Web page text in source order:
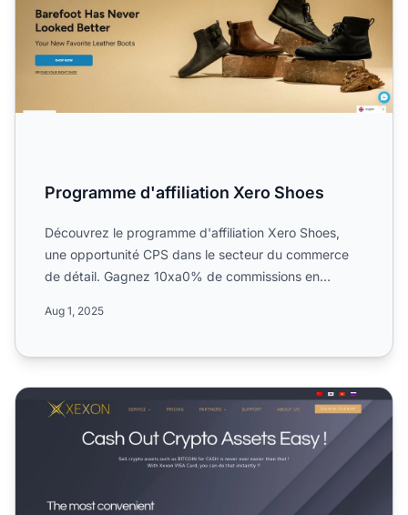
Programme d'affiliation Xero Shoes
Découvrez le programme d'affiliation Xero Shoes,
une opportunité CPS dans le secteur du commerce
de détail. Gagnez 10xa0% de commissions en
Aug 1, 2025
Programme d'affiliation Xexon